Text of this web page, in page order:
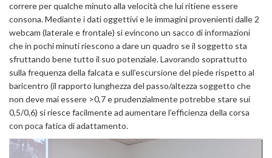
correre per qualche minuto alla velocità che lui ritiene essere
consona. Mediante i dati oggettivi e le immagini provenienti dalle 2
webcam (laterale e frontale) si evincono un sacco di informazioni
che in pochi minuti riescono a dare un quadro se il soggetto sta
sfruttando bene tutto il suo potenziale. Lavorando soprattutto
sulla frequenza della falcata e sull’escursione del piede rispetto al
baricentro (il rapporto lunghezza del passo/altezza soggetto che
non deve mai essere >0,7 e prudenzialmente potrebbe stare sui
0,5/0,6) si riesce facilmente ad aumentare l’efficienza della corsa
con poca fatica di adattamento.